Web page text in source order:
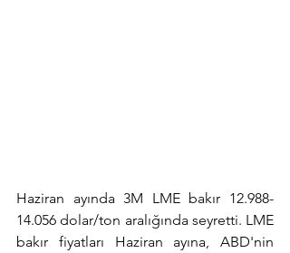
Haziran ayında 3M LME bakır 12.988-
14.056 dolar/ton aralığında seyretti. LME
bakır fiyatları Haziran ayına, ABD'nin